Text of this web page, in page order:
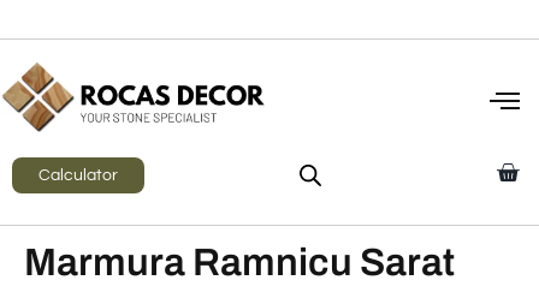
Calculator
Marmura Ramnicu Sarat